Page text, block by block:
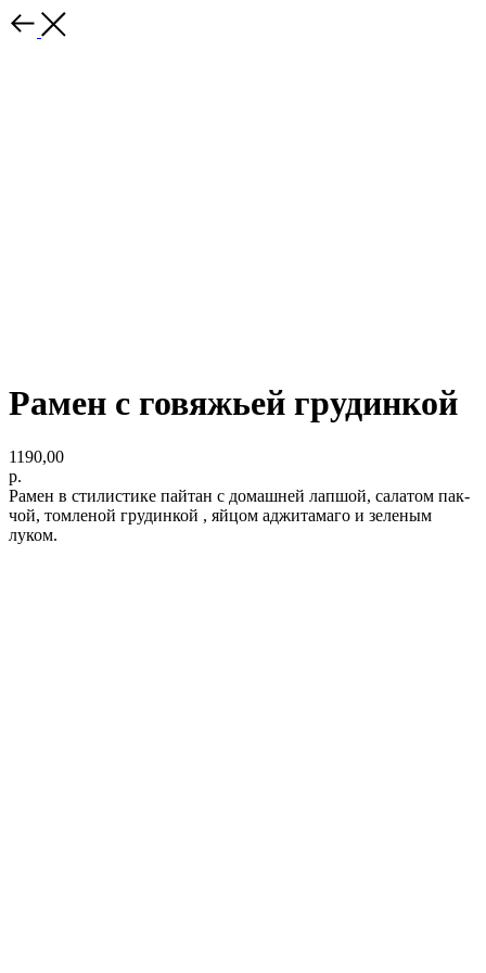
Рамен с говяжьей грудинкой
1190,00
р.
Рамен в стилистике пайтан с домашней лапшой, салатом пак-
чой, томленой грудинкой , яйцом аджитамаго и зеленым
луком.